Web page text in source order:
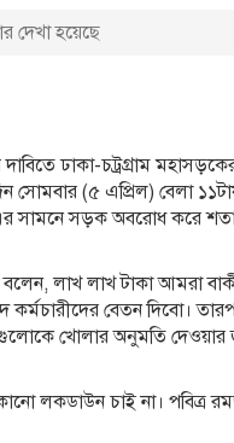
দেখা হয়েছে
ঢাকা-চট্রগ্রাম
সোমবার (৫ এপ্রিল) বেলা
সামনে সড়ক অবরোধ করে
লাখ লাখ টাকা আমরা
বেতন দিবো।
খোলার অনুমতি দেওয়ার
লকডাউন চাই না। পবিত্র